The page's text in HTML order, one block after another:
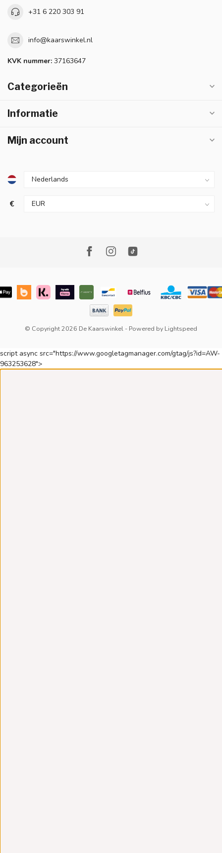
+31 6 220 303 91
info@kaarswinkel.nl
KVK nummer: 37163647
Categorieën
Informatie
Mijn account
€
© Copyright 2026 De Kaarswinkel - Powered by Lightspeed
script async src="https://www.googletagmanager.com/gtag/js?id=AW-
963253628">